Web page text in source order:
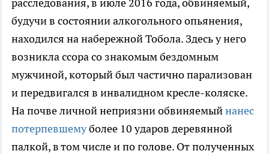
будучи в состоянии алкогольного опьянения,
находился на набережной Тобола. Здесь у него
возникла ссора со знакомым бездомным
мужчиной, который был частично парализован
и передвигался в инвалидном кресле-коляске.
На почве личной неприязни обвиняемыйнанес
потерпевшемуболее 10 ударов деревянной
палкой, в том числе и по голове. От полученных